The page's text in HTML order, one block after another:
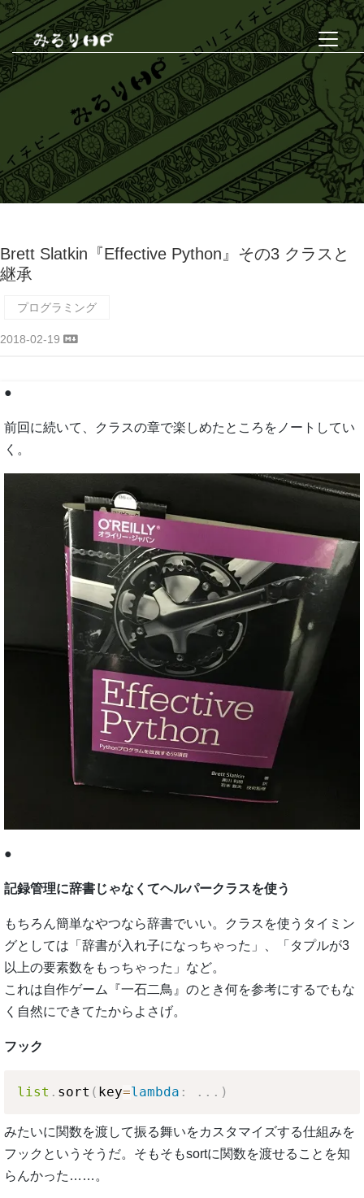
Brett Slatkin『Effective Python』その3 クラスと
継承
プログラミング
2018-02-19
●
前回に続いて、クラスの章で楽しめたところをノートしてい
く。
●
記録管理に辞書じゃなくてヘルパークラスを使う
もちろん簡単なやつなら辞書でいい。クラスを使うタイミン
グとしては「辞書が入れ子になっちゃった」、「タプルが3
以上の要素数をもっちゃった」など。
これは自作ゲーム『一石二鳥』のとき何を参考にするでもな
く自然にできてたからよさげ。
フック
list . sort ( key=lambda : . . . )
みたいに関数を渡して振る舞いをカスタマイズする仕組みを
フックというそうだ。そもそもsortに関数を渡せることを知
らんかった……。